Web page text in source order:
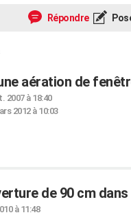
Répondre
aération de
2007 à 18:40
2012 à 10:03
de 90 cm
à 11:48